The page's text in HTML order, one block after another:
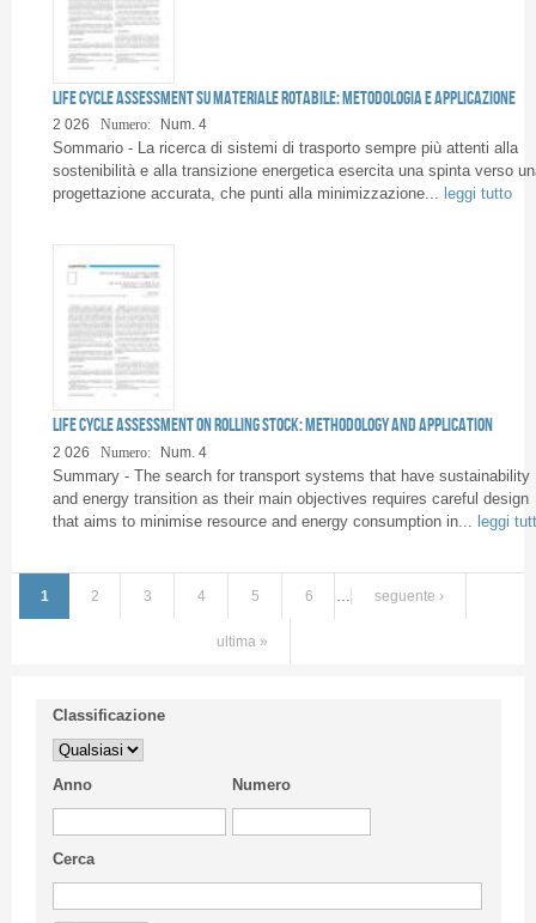
Life Cycle Assessment su materiale rotabile: metodologia e applicazione
2 026 Numero: Num. 4
Sommario - La ricerca di sistemi di trasporto sempre più attenti alla
sostenibilità e alla transizione energetica esercita una spinta verso
progettazione accurata, che punti alla minimizzazione... leggi tutto
Life Cycle Assessment on rolling stock: methodology and application
2 026 Numero: Num. 4
Summary - The search for transport systems that have sustainability
and energy transition as their main objectives requires careful design
that aims to minimise resource and energy consumption in... leggi
1 2 3 4 5 6 … seguente ›
ultima »
Classificazione
Anno Numero
Cerca